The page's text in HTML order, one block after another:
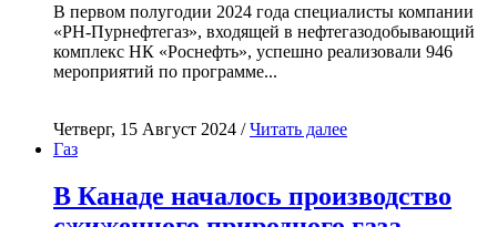
В первом полугодии 2024 года специалисты компании
«РН-Пурнефтегаз», входящей в нефтегазодобывающий
комплекс НК «Роснефть», успешно реализовали 946
мероприятий по программе...
Четверг, 15 Август 2024 /Читать далее
Газ
В Канаде началось производство